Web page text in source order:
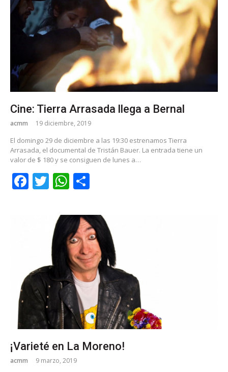
Cine: Tierra Arrasada llega a Bernal
acmm 19 diciembre, 2019
El domingo 29 de diciembre a las 19:30 estrenamos Tierra
Arrasada, el documental de Tristán Bauer. La entrada tiene un
valor de $ 180 y se consiguen de lunes a…
Facebook
TwitterWhatsApp
¡Varieté en La Moreno!
acmm 9 marzo, 2019